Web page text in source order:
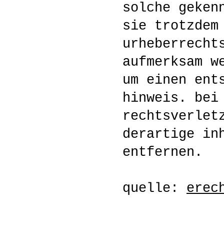
solche
sie
aufmerksam
um einen
hinweis. bei
derartige
entfernen.
quelle: